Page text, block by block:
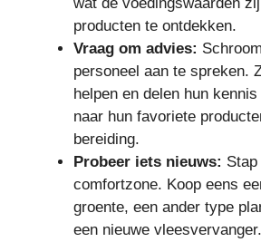
producten te ontdekken.
Vraag om advies:
personeel aan te spreken.
helpen en delen hun
naar hun favoriete
bereiding.
Probeer iets nieuws:
comfortzone. Koop eens
groente, een ander type
een nieuwe